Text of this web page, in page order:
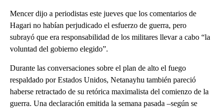
Mencer dijo a periodistas este jueves que los comentarios de
Hagari no habían perjudicado el esfuerzo de guerra, pero
subrayó que era responsabilidad de los militares llevar a cabo “la
voluntad del gobierno elegido”.
Durante las conversaciones sobre el plan de alto el fuego
respaldado por Estados Unidos, Netanayhu también pareció
haberse retractado de su retórica maximalista del comienzo de la
guerra. Una declaración emitida la semana pasada –según se